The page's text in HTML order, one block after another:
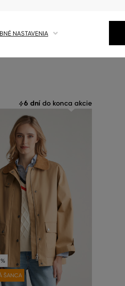
6 dní do konca akcie
ŠANCA
NASTAVENIA